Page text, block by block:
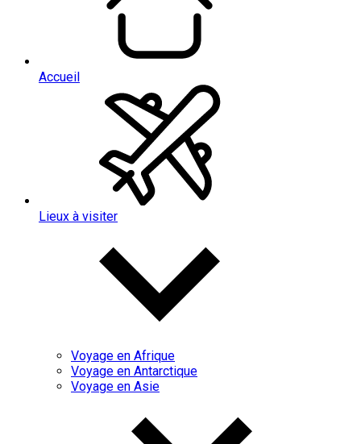
Accueil
Lieux à visiter
Voyage en Afrique
Voyage en Antarctique
Voyage en Asie